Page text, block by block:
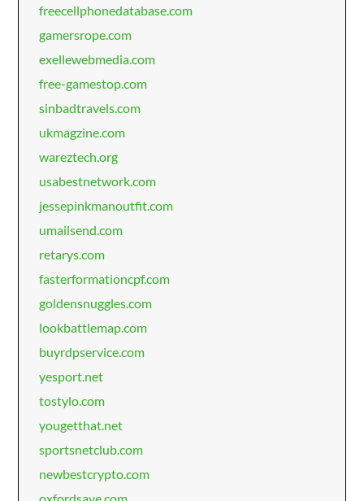
freecellphonedatabase.com
gamersrope.com
exellewebmedia.com
free-gamestop.com
sinbadtravels.com
ukmagzine.com
wareztech.org
usabestnetwork.com
jessepinkmanoutfit.com
umailsend.com
retarys.com
fasterformationcpf.com
goldensnuggles.com
lookbattlemap.com
buyrdpservice.com
yesport.net
tostylo.com
yougetthat.net
sportsnetclub.com
newbestcrypto.com